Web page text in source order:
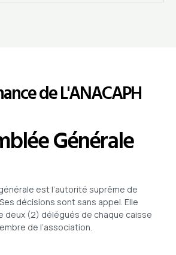
de L'ANACAPH
Générale
est l’autorité suprême de
décisions sont sans appel. Elle
deux (2) délégués de chaque caisse
de l’association.